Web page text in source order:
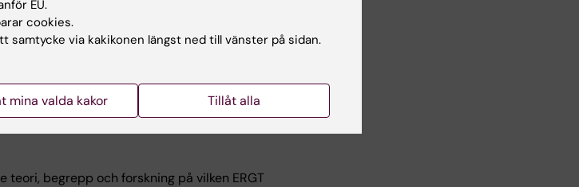
tillämpning av den teoretiska
i grupp - teori och
teori, begrepp och forskning på vilken ERGT
EU.
cookies.
samtycke via kakikonen längst ned till vänster på sidan.
mina valda kakor Tillåt alla